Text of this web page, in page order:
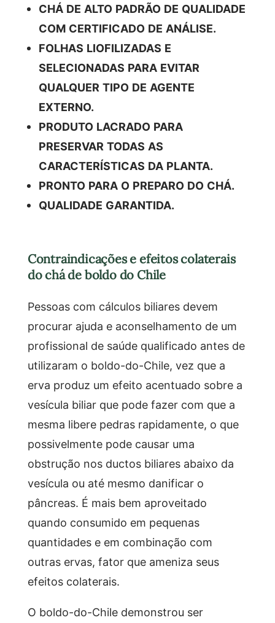
CHÁ DE ALTO PADRÃO DE QUALIDADE
COM CERTIFICADO DE ANÁLISE.
FOLHAS LIOFILIZADAS E
SELECIONADAS PARA EVITAR
QUALQUER TIPO DE AGENTE
EXTERNO.
PRODUTO LACRADO PARA
PRESERVAR TODAS AS
CARACTERÍSTICAS DA PLANTA.
PRONTO PARA O PREPARO DO CHÁ.
QUALIDADE GARANTIDA.
Contraindicações e efeitos colaterais
do chá de boldo do Chile
Pessoas com cálculos biliares devem
procurar ajuda e aconselhamento de um
profissional de saúde qualificado antes de
utilizaram o boldo-do-Chile, vez que a
erva produz um efeito acentuado sobre a
vesícula biliar que pode fazer com que a
mesma libere pedras rapidamente, o que
possivelmente pode causar uma
obstrução nos ductos biliares abaixo da
vesícula ou até mesmo danificar o
pâncreas. É mais bem aproveitado
quando consumido em pequenas
quantidades e em combinação com
outras ervas, fator que ameniza seus
efeitos colaterais.
O boldo-do-Chile demonstrou ser